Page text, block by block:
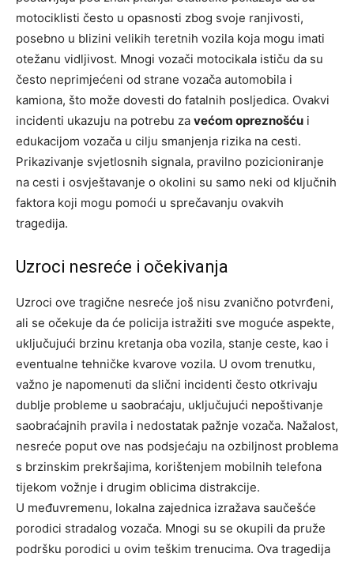
motociklisti često u opasnosti zbog svoje ranjivosti,
posebno u blizini velikih teretnih vozila koja mogu imati
otežanu vidljivost. Mnogi vozači motocikala ističu da su
često neprimjećeni od strane vozača automobila i
kamiona, što može dovesti do fatalnih posljedica. Ovakvi
incidenti ukazuju na potrebu za većom opreznošću i
edukacijom vozača u cilju smanjenja rizika na cesti.
Prikazivanje svjetlosnih signala, pravilno pozicioniranje
na cesti i osvještavanje o okolini su samo neki od ključnih
faktora koji mogu pomoći u sprečavanju ovakvih
tragedija.
Uzroci nesreće i očekivanja
Uzroci ove tragične nesreće još nisu zvanično potvrđeni,
ali se očekuje da će policija istražiti sve moguće aspekte,
uključujući brzinu kretanja oba vozila, stanje ceste, kao i
eventualne tehničke kvarove vozila. U ovom trenutku,
važno je napomenuti da slični incidenti često otkrivaju
dublje probleme u saobraćaju, uključujući nepoštivanje
saobraćajnih pravila i nedostatak pažnje vozača. Nažalost,
nesreće poput ove nas podsjećaju na ozbiljnost problema
s brzinskim prekršajima, korištenjem mobilnih telefona
tijekom vožnje i drugim oblicima distrakcije.
U međuvremenu, lokalna zajednica izražava saučešće
porodici stradalog vozača. Mnogi su se okupili da pruže
podršku porodici u ovim teškim trenucima. Ova tragedija